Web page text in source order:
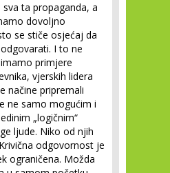
sva ta propaganda, a
dovoljno
se stiče osjećaj da
I to ne
primjere
vjerskih lidera
načine pripremali
ne samo mogućim i
„logičnim“
ljude. Niko od njih
odgovornost je
ograničena. Možda